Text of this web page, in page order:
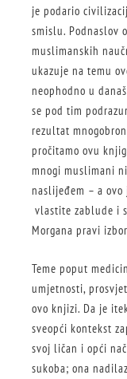
je podario
smislu. Podnaslov
muslimanskih
ukazuje na temu
neophodno u
se pod tim
rezultat
pročitamo ovu
mnogi muslimani
naslijeđem – a
vlastite zablude i
Morgana pravi
Teme poput
umjetnosti,
ovo knjizi. Da je
sveopći kontekst
svoj ličan i opći
sukoba; ona